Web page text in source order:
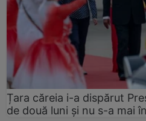
Țara căreia i-a dispărut
de două luni și nu s-a mai